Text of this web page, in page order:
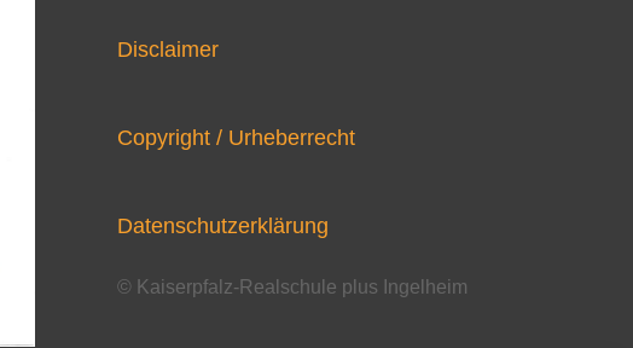
Disclaimer
Copyright / Urheberrecht
Datenschutzerklärung
© Kaiserpfalz-Realschule plus Ingelheim